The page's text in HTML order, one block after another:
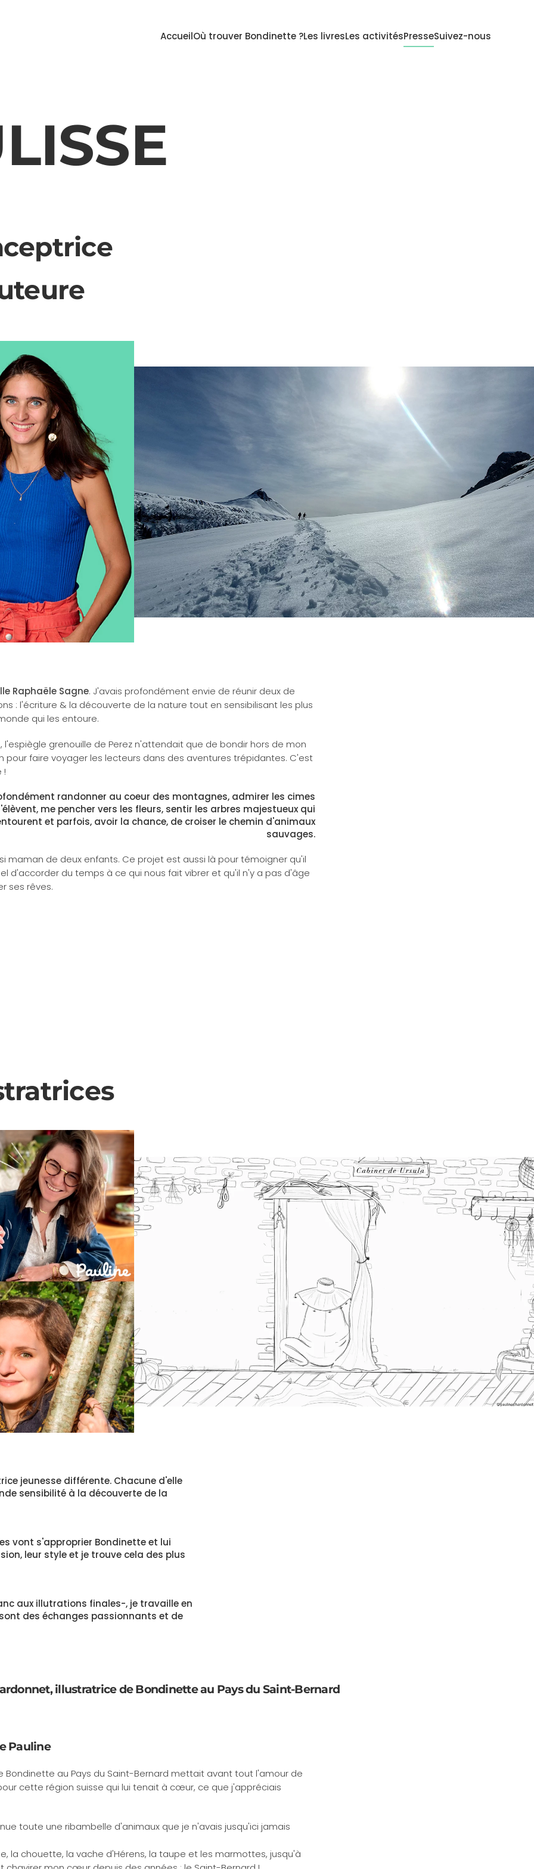
AccueilOù trouver Bondinette ?Les livresLes activitésPresseSuivez-nous
Raphaële Sagne. J'avais profondément envie de réunir deux de
: l'écriture & la découverte de la nature tout en sensibilisant les plus
qui les entoure.
l'espiègle grenouille de Perez n'attendait que de bondir hors de mon
pour faire voyager les lecteurs dans des aventures trépidantes. C'est
!
randonner au coeur des montagnes, admirer les cimes
me pencher vers les fleurs, sentir les arbres majestueux qui
et parfois, avoir la chance, de croiser le chemin d'animaux
sauvages.
maman de deux enfants. Ce projet est aussi là pour témoigner qu'il
d'accorder du temps à ce qui nous fait vibrer et qu'il n'y a pas d'âge
ses rêves.
jeunesse différente. Chacune d'elle
sensibilité à la découverte de la
vont s'approprier Bondinette et lui
leur style et je trouve cela des plus
aux illutrations finales-, je travaille en
des échanges passionnants et de
illustratrice de Bondinette au Pays du Saint-Bernard
Pauline
Bondinette au Pays du Saint-Bernard mettait avant tout l'amour de
cette région suisse qui lui tenait à cœur, ce que j'appréciais
toute une ribambelle d'animaux que je n'avais jusqu'ici jamais
la chouette, la vache d'Hérens, la taupe et les marmottes, jusqu'à